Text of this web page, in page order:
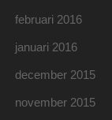
februari 2016
januari 2016
december 2015
november 2015